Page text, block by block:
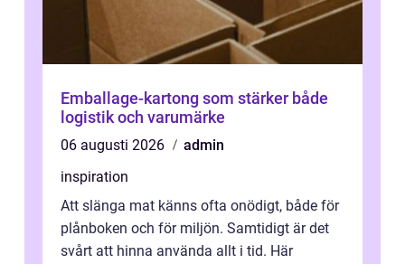
Emballage-kartong som stärker både
logistik och varumärke
06 augusti 2026
admin
inspiration
Att slänga mat känns ofta onödigt, både för
plånboken och för miljön. Samtidigt är det
svårt att hinna använda allt i tid. Här